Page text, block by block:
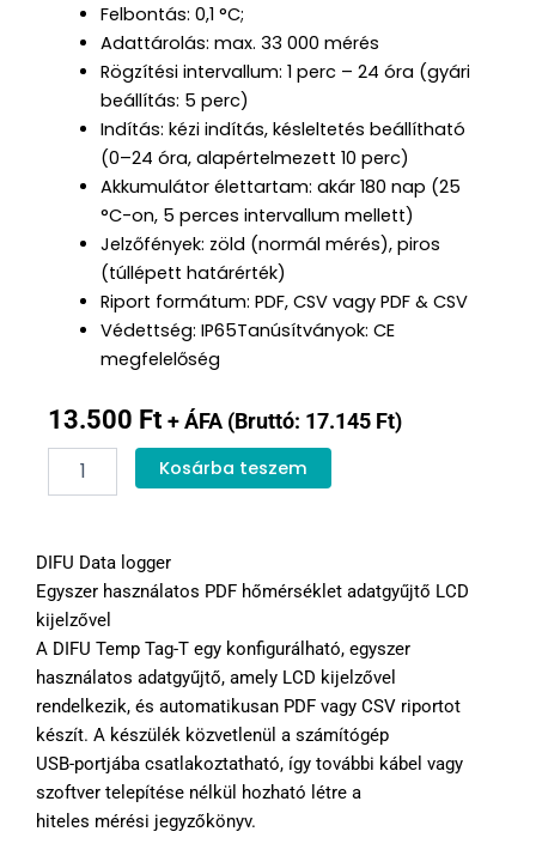
Felbontás: 0,1 °C;
Adattárolás: max. 33 000 mérés
Rögzítési intervallum: 1 perc – 24 óra (gyári
beállítás: 5 perc)
Indítás: kézi indítás, késleltetés beállítható
(0–24 óra, alapértelmezett 10 perc)
Akkumulátor élettartam: akár 180 nap (25
°C-on, 5 perces intervallum mellett)
Jelzőfények: zöld (normál mérés), piros
(túllépett határérték)
Riport formátum: PDF, CSV vagy PDF & CSV
Védettség: IP65Tanúsítványok: CE
megfelelőség
13.500 Ft + ÁFA (Bruttó: 17.145 Ft)
DIFU
Temp
Data
logger
mennyiség
Kosárba teszem
DIFU Data logger
Egyszer használatos PDF hőmérséklet adatgyűjtő LCD
kijelzővel
A DIFU Temp Tag-T egy konfigurálható, egyszer
használatos adatgyűjtő, amely LCD kijelzővel
rendelkezik, és automatikusan PDF vagy CSV riportot
készít. A készülék közvetlenül a számítógép
USB-portjába csatlakoztatható, így további kábel vagy
szoftver telepítése nélkül hozható létre a
hiteles mérési jegyzőkönyv.